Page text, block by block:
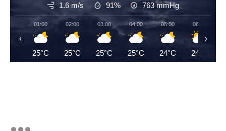
1.6 m/s 91% 763mmHg
01:00
25°C
02:00
25°C
03:00
25°C
04:00
25°C
05:00
24°C
06:00
24°C
‹ ›